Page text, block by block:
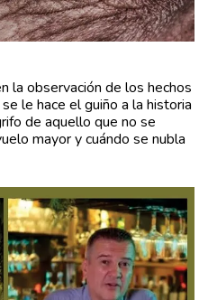
la observación de los hechos
le hace el guiño a la historia
de aquello que no se
mayor y cuándo se nubla